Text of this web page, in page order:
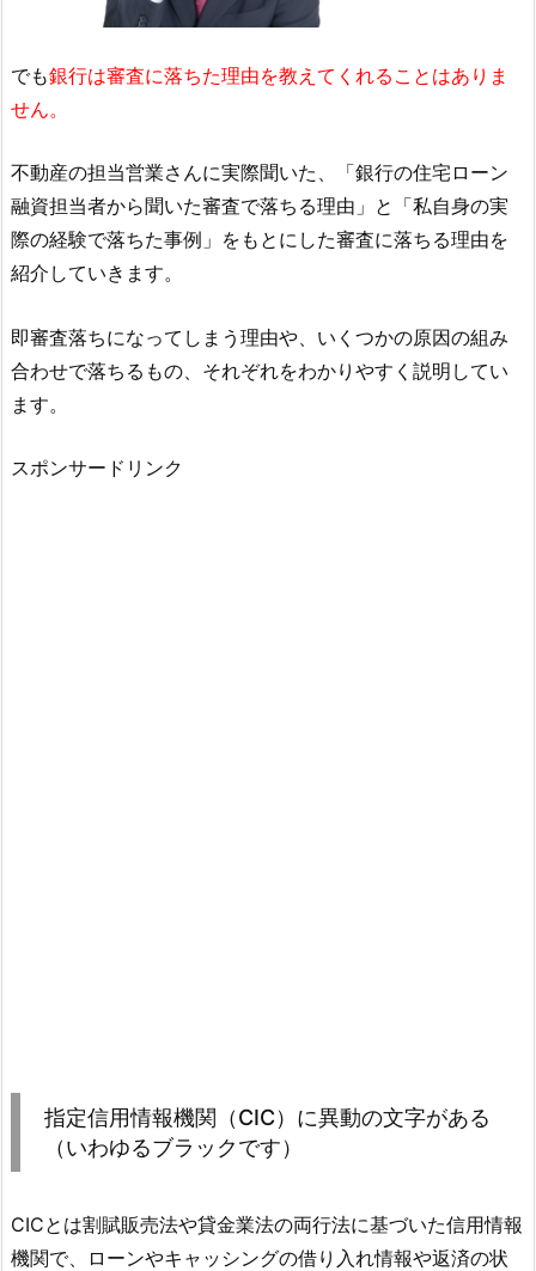
でも銀行は審査に落ちた理由を教えてくれることはありま
せん。
不動産の担当営業さんに実際聞いた、「銀行の住宅ローン
融資担当者から聞いた審査で落ちる理由」と「私自身の実
際の経験で落ちた事例」をもとにした審査に落ちる理由を
紹介していきます。
即審査落ちになってしまう理由や、いくつかの原因の組み
合わせで落ちるもの、それぞれをわかりやすく説明してい
ます。
スポンサードリンク
指定信用情報機関（CIC）に異動の文字がある
（いわゆるブラックです）
CICとは割賦販売法や貸金業法の両行法に基づいた信用情報
機関で、ローンやキャッシングの借り入れ情報や返済の状